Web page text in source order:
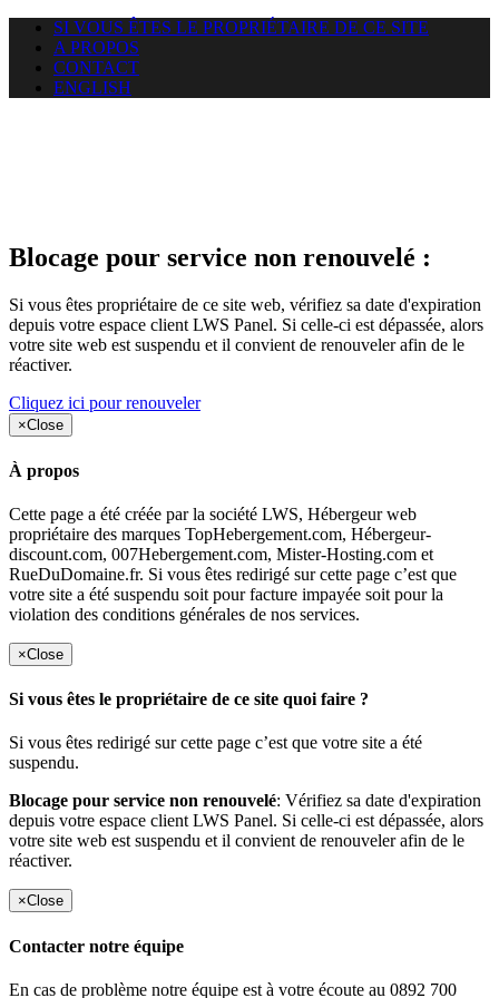
SI VOUS ÊTES LE PROPRIÉTAIRE DE CE SITE
A PROPOS
CONTACT
ENGLISH
Blocage pour service non renouvelé :
Si vous êtes propriétaire de ce site web, vérifiez sa date d'expiration
depuis votre espace client LWS Panel. Si celle-ci est dépassée, alors
votre site web est suspendu et il convient de renouveler afin de le
réactiver.
Cliquez ici pour renouveler
×Close
À propos
Cette page a été créée par la société LWS, Hébergeur web
propriétaire des marques TopHebergement.com, Hébergeur-
discount.com, 007Hebergement.com, Mister-Hosting.com et
RueDuDomaine.fr. Si vous êtes redirigé sur cette page c’est que
votre site a été suspendu soit pour facture impayée soit pour la
violation des conditions générales de nos services.
×Close
Si vous êtes le propriétaire de ce site quoi faire ?
Si vous êtes redirigé sur cette page c’est que votre site a été
suspendu.
Blocage pour service non renouvelé: Vérifiez sa date d'expiration
depuis votre espace client LWS Panel. Si celle-ci est dépassée, alors
votre site web est suspendu et il convient de renouveler afin de le
réactiver.
×Close
Contacter notre équipe
En cas de problème notre équipe est à votre écoute au 0892 700